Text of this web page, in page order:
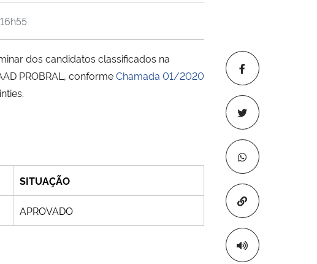
Copiar para
dos candidatos classificados na
PROBRAL, conformeChamada 01/2020
SITUAÇÃO
APROVADO